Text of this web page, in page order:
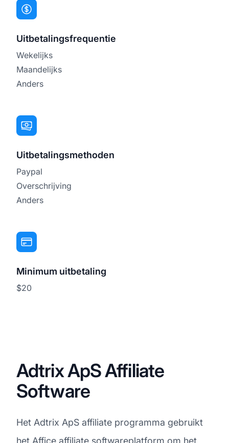
Uitbetalingsfrequentie
Wekelijks
Maandelijks
Anders
Uitbetalingsmethoden
Paypal
Overschrijving
Anders
Minimum uitbetaling
$20
Adtrix ApS Affiliate
Software
Het Adtrix ApS affiliate programma gebruikt
het Affice affiliate softwareplatform om het